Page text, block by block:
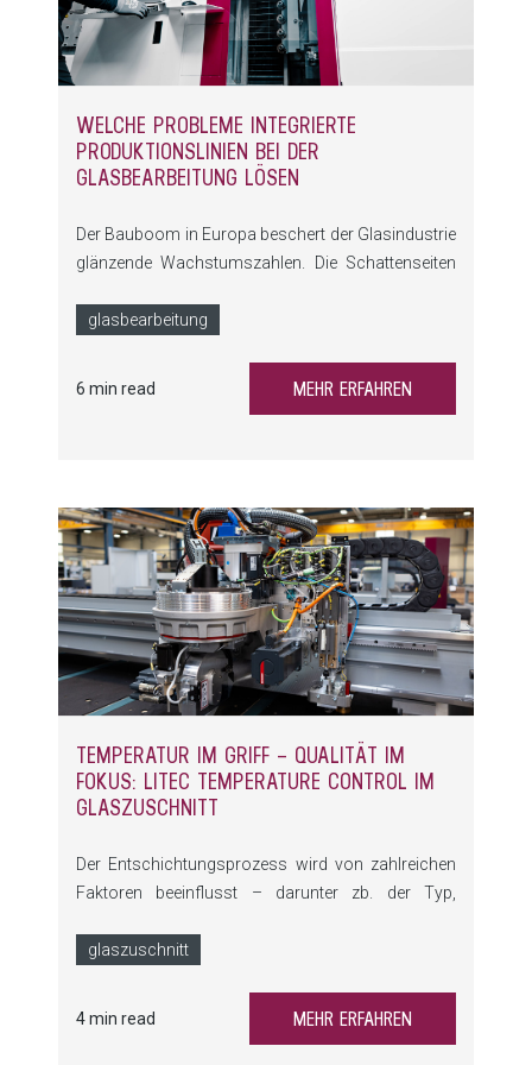
WELCHE PROBLEME INTEGRIERTE
PRODUKTIONSLINIEN BEI DER
GLASBEARBEITUNG LÖSEN
Der Bauboom in Europa beschert der Glasindustrie
glänzende Wachstumszahlen. Die Schattenseiten
Innovations- und Wettbewerbsdruck auf der einen
glasbearbeitung
6 min read MEHR ERFAHREN
TEMPERATUR IM GRIFF – QUALITÄT IM
FOKUS: LITEC TEMPERATURE CONTROL IM
GLASZUSCHNITT
Der Entschichtungsprozess wird von zahlreichen
Faktoren beeinflusst – darunter zb. der Typ,
Drehzahl, die Entschichtungsgeschwindigkeit
glaszuschnitt
4 min read MEHR ERFAHREN